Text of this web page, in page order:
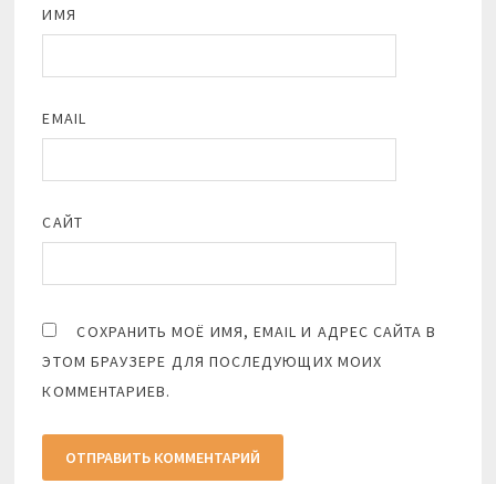
ИМЯ
EMAIL
САЙТ
СОХРАНИТЬ МОЁ ИМЯ, EMAIL И АДРЕС САЙТА В
ЭТОМ БРАУЗЕРЕ ДЛЯ ПОСЛЕДУЮЩИХ МОИХ
КОММЕНТАРИЕВ.